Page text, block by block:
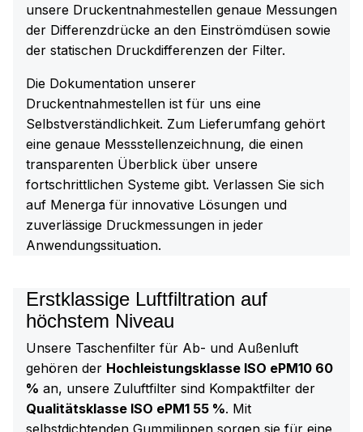
unsere Druckentnahmestellen genaue Messungen
der Differenzdrücke an den Einströmdüsen sowie
der statischen Druckdifferenzen der Filter.
Die Dokumentation unserer
Druckentnahmestellen ist für uns eine
Selbstverständlichkeit. Zum Lieferumfang gehört
eine genaue Messstellenzeichnung, die einen
transparenten Überblick über unsere
fortschrittlichen Systeme gibt. Verlassen Sie sich
auf Menerga für innovative Lösungen und
zuverlässige Druckmessungen in jeder
Anwendungssituation.
Erstklassige Luftfiltration auf
höchstem Niveau
Unsere Taschenfilter für Ab- und Außenluft
gehören der Hochleistungsklasse ISO ePM10 60
% an, unsere Zuluftfilter sind Kompaktfilter der
Qualitätsklasse ISO ePM1 55 %. Mit
selbstdichtenden Gummilippen sorgen sie für eine